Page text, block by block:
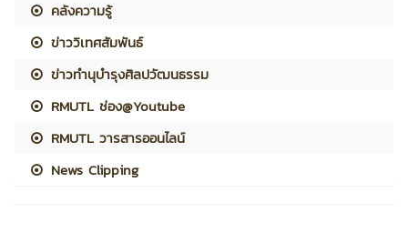
คลังความรู้
ข่าววิเทศสัมพันธ์
ข่าวทำนุบำรุงศิลปวัฒนธรรม
RMUTL ช่อง@Youtube
RMUTL วารสารออนไลน์
News Clipping